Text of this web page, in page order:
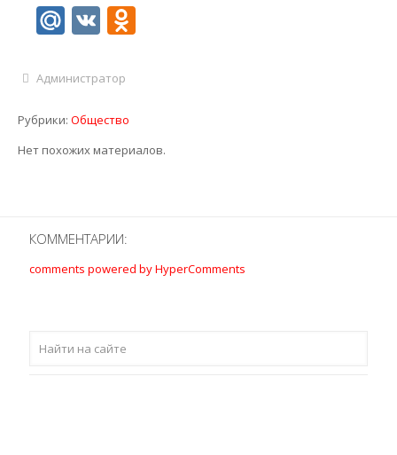
Mail.Ru
VKOdnoklassniki
Администратор
Рубрики: Общество
Нет похожих материалов.
КОММЕНТАРИИ:
comments powered by HyperComments